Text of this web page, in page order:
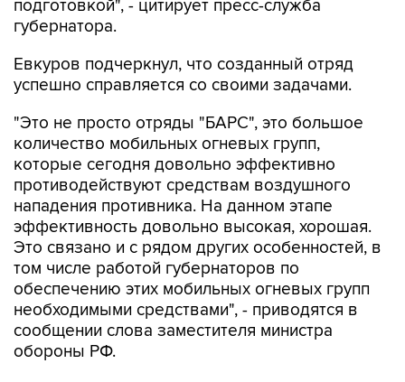
Евкуров подчеркнул, что созданный отряд
"Это не просто отряды "БАРС", это большое
которые сегодня довольно эффективно
противодействуют средствам воздушного
нападения противника. На данном этапе
эффективность довольно высокая, хорошая.
Это связано и с рядом других особенностей, в
том числе работой губернаторов по
обеспечению этих мобильных огневых групп
необходимыми средствами", - приводятся в
сообщении слова заместителя министра
обороны РФ.
Евкуров вручил губернатору почетную грамоту